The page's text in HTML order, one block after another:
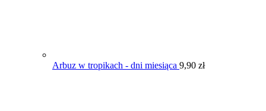
Arbuz w tropikach - dni miesiąca 9,90 zł